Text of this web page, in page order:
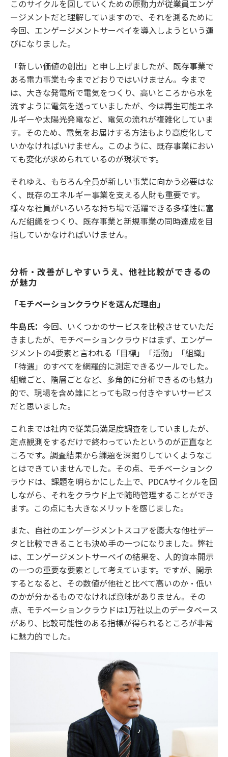
このサイクルを回していくための原動力が従業員エンゲ
ージメントだと理解していますので、それを測るために
今回、エンゲージメントサーベイを導入しようという運
びになりました。
「新しい価値の創出」と申し上げましたが、既存事業で
ある電力事業も今までどおりではいけません。今まで
は、大きな発電所で電気をつくり、高いところから水を
流すように電気を送っていましたが、今は再生可能エネ
ルギーや太陽光発電など、電気の流れが複雑化していま
す。そのため、電気をお届けする方法もより高度化して
いかなければいけません。このように、既存事業におい
ても変化が求められているのが現状です。
それゆえ、もちろん全員が新しい事業に向かう必要はな
く、既存のエネルギー事業を支える人財も重要です。
様々な社員がいろいろな持ち場で活躍できる多様性に富
んだ組織をつくり、既存事業と新規事業の同時達成を目
指していかなければいけません。
分析・改善がしやすいうえ、他社比較ができるの
が魅力
「モチベーションクラウドを選んだ理由」
牛島氏： 今回、いくつかのサービスを比較させていただ
きましたが、モチベーションクラウドはまず、エンゲー
ジメントの4要素と言われる「目標」「活動」「組織」
「待遇」のすべてを網羅的に測定できるツールでした。
組織ごと、階層ごとなど、多角的に分析できるのも魅力
的で、現場を含め誰にとっても取っ付きやすいサービス
だと思いました。
これまでは社内で従業員満足度調査をしていましたが、
定点観測をするだけで終わっていたというのが正直なと
ころです。調査結果から課題を深掘りしていくようなこ
とはできていませんでした。その点、モチベーションク
ラウドは、課題を明らかにした上で、PDCAサイクルを回
しながら、それをクラウド上で随時管理することができ
ます。この点にも大きなメリットを感じました。
また、自社のエンゲージメントスコアを膨大な他社デー
タと比較できることも決め手の一つになりました。弊社
は、エンゲージメントサーベイの結果を、人的資本開示
の一つの重要な要素として考えています。ですが、開示
するとなると、その数値が他社と比べて高いのか・低い
のかが分かるものでなければ意味がありません。その
点、モチベーションクラウドは1万社以上のデータベース
があり、比較可能性のある指標が得られるところが非常
に魅力的でした。